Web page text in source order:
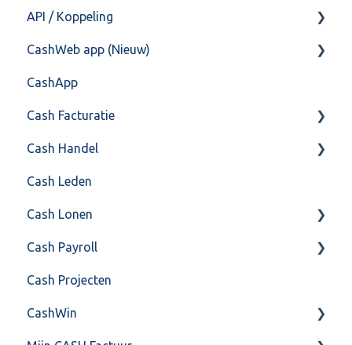
CashHero Layout
Mailen vanuit CASHWeb
Algemeen gebruik
API / Koppeling
Algemeen
Api 3.0 (SOAP API)
API 4.0 (REST API)
CashWeb app (Nieuw)
Veel gestelde vragen
CashApp
Cash Facturatie
Factureren
Instellingen
Algemeen
Formulierlayout
Cash Handel
Inkoop
Verkoop
Voorraad
Overig
VoorraadService & Onderhoud
Cash Leden
Cash Lonen
Algemeen
Inrichting
Jaarafsluiting
Cash Payroll
Aangifte
Algemeen
Cash Projecten
CashWin